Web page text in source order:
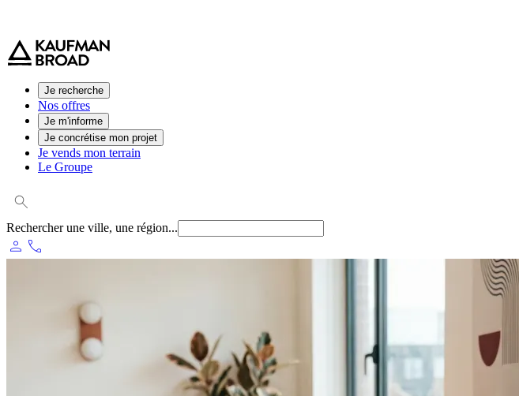
Je recherche
Nos offres
Je m'informe
Je concrétise mon projet
Je vends mon terrain
Le Groupe
Rechercher une ville, une région...
person phone